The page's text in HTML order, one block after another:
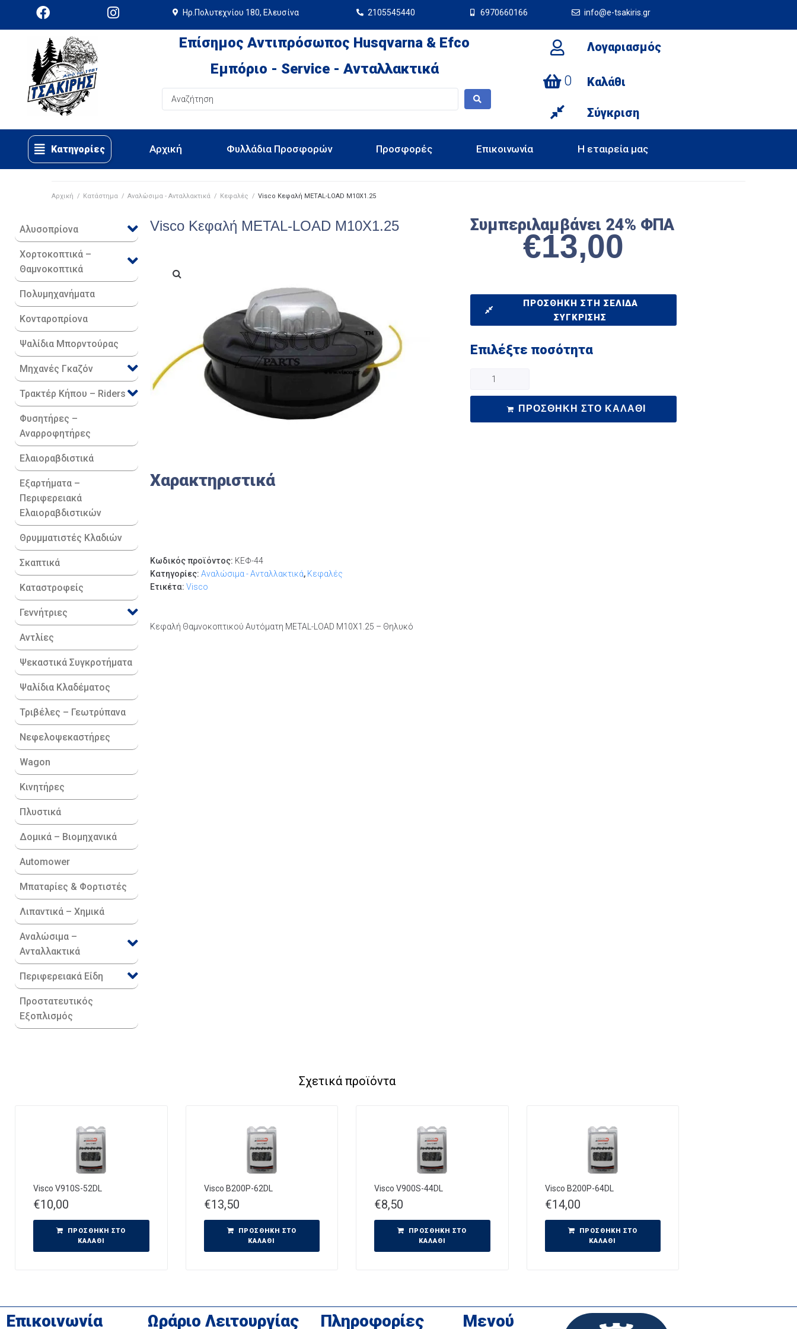
Ηρ.Πολυτεχνίου 180, Ελευσίνα 2105545440 6970660166 info@e-tsakiris.gr
Επίσημος Αντιπρόσωπος Husqvarna & Efco
Εμπόριο - Service - Ανταλλακτικά
0
Λογαριασμός
Καλάθι
Σύγκριση
Κατηγορίες Αρχική Φυλλάδια Προσφορών Προσφορές Επικοινωνία Η εταιρεία μας
Αρχική / Κατάστημα / Αναλώσιμα - Ανταλλακτικά / Κεφαλές / Visco Κεφαλή METAL-LOAD Μ10Χ1.25
Αλυσοπρίονα
Χορτοκοπτικά –
Θαμνοκοπτικά
Πολυμηχανήματα
Κονταροπρίονα
Ψαλίδια Μπορντούρας
Μηχανές Γκαζόν
Τρακτέρ Κήπου – Riders
Φυσητήρες –
Αναρροφητήρες
Ελαιοραβδιστικά
Εξαρτήματα –
Περιφερειακά
Ελαιοραβδιστικών
Θρυμματιστές Κλαδιών
Σκαπτικά
Καταστροφείς
Γεννήτριες
Αντλίες
Ψεκαστικά Συγκροτήματα
Ψαλίδια Κλαδέματος
Τριβέλες – Γεωτρύπανα
Νεφελοψεκαστήρες
Wagon
Κινητήρες
Πλυστικά
Δομικά – Βιομηχανικά
Automower
Μπαταρίες & Φορτιστές
Λιπαντικά – Χημικά
Αναλώσιμα –
Ανταλλακτικά
Περιφερειακά Είδη​
Προστατευτικός
Εξοπλισμός
Visco Κεφαλή METAL-LOAD Μ10Χ1.25
Χαρακτηριστικά
Κωδικός προϊόντος: ΚΕΦ-44
Κατηγορίες:Αναλώσιμα - Ανταλλακτικά, Κεφαλές
Ετικέτα:Visco
Κεφαλή Θαμνοκοπτικού Αυτόματη METAL-LOAD Μ10Χ1.25 – Θηλυκό
Συμπεριλαμβάνει 24% ΦΠΑ
€13,00
ΠΡΟΣΘΉΚΗ ΣΤΗ ΣΕΛΊΔΑ
ΣΎΓΚΡΙΣΗΣ
Επιλέξτε ποσότητα
ΠΡΟΣΘΉΚΗ ΣΤΟ ΚΑΛΆΘΙ
Σχετικά προϊόντα
Visco V910S-52DL
€10,00
ΠΡΟΣΘΉΚΗ ΣΤΟ
ΚΑΛΆΘΙ
Visco B200P-62DL
€13,50
ΠΡΟΣΘΉΚΗ ΣΤΟ
ΚΑΛΆΘΙ
Visco V900S-44DL
€8,50
ΠΡΟΣΘΉΚΗ ΣΤΟ
ΚΑΛΆΘΙ
Visco B200P-64DL
€14,00
ΠΡΟΣΘΉΚΗ ΣΤΟ
ΚΑΛΆΘΙ
Επικοινωνία Ωράριο Λειτουργίας Πληροφορίες Μενού